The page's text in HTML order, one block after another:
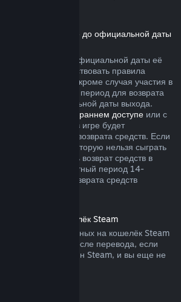
приобретённые до официальной даты
игру в Steam до официальной даты её
средств будут действовать правила
игрового времени (кроме случая участия в
однако 14-дневный период для возврата
после официальной даты выхода.
раннем доступеили с
, всё время в игре будет
лимит для возврата средств. Если
для игры, в которую нельзя сыграть
можете запросить возврат средств в
а стандартный период 14-
лимитов для возврата средств
на кошелёк Steam
возврат переведённых на кошелёк Steam
дней после перевода, если
через магазин Steam, и вы еще не